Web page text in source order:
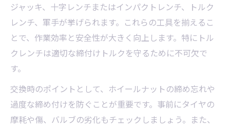
ジャッキ、十字レンチまたはインパクトレンチ、トルク
レンチ、軍手が挙げられます。これらの工具を揃えるこ
とで、作業効率と安全性が大きく向上します。特にトル
クレンチは適切な締付けトルクを守るために不可欠で
す。
交換時のポイントとして、ホイールナットの締め忘れや
過度な締め付けを防ぐことが重要です。事前にタイヤの
摩耗や傷、バルブの劣化もチェックしましょう。また、